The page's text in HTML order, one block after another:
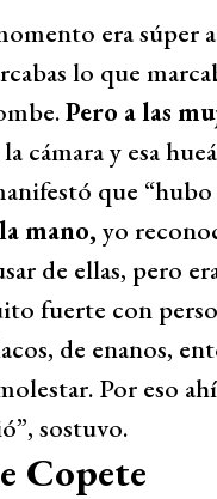
era súper
lo que
Pero a las
la cámara y esa
que
mano, yo
de ellas, pero
fuerte con
de enanos,
Por eso
sostuvo.
Copete